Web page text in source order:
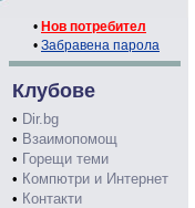
• Нов потребител
• Забравена парола
Клубове
• Dir.bg
• Взаимопомощ
• Горещи теми
• Компютри и Интернет
• Контакти